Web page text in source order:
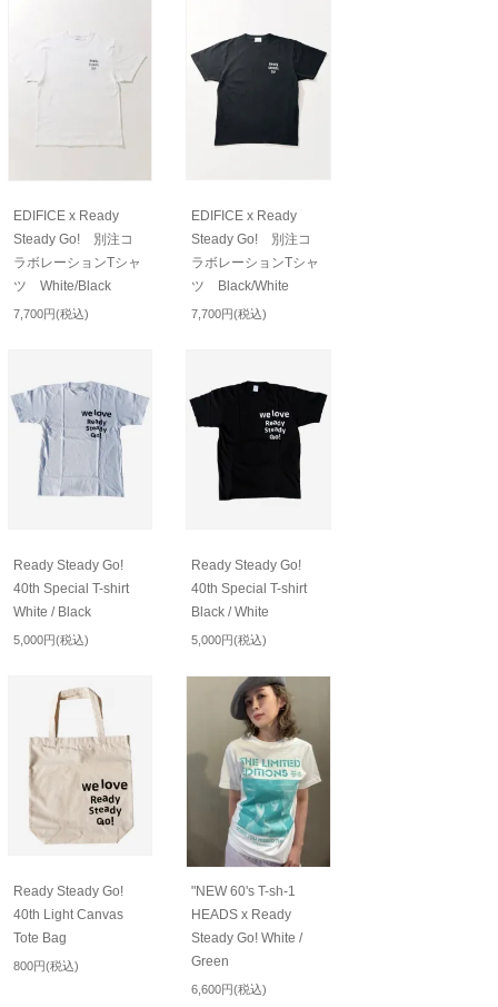
EDIFICE x Ready
Steady Go! 別注コ
ラボレーションTシャ
ツ White/Black
7,700円(税込)
EDIFICE x Ready
Steady Go! 別注コ
ラボレーションTシャ
ツ Black/White
7,700円(税込)
Ready Steady Go!
40th Special T-shirt
White / Black
5,000円(税込)
Ready Steady Go!
40th Special T-shirt
Black / White
5,000円(税込)
Ready Steady Go!
40th Light Canvas
Tote Bag
800円(税込)
"NEW 60's T-sh-1
HEADS x Ready
Steady Go! White /
Green
6,600円(税込)